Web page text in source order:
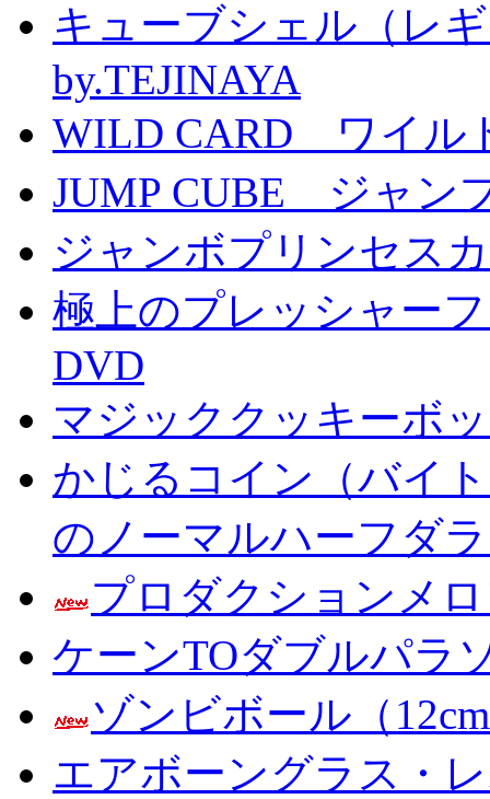
キューブシェル（レ
by.TEJINAYA
WILD CARD ワイル
JUMP CUBE ジャン
ジャンボプリンセス
極上のプレッシャー
DVD
マジッククッキーボ
かじるコイン（バイ
のノーマルハーフダ
プロダクションメ
ケーンTOダブルパラ
ゾンビボール（
エアボーングラス・